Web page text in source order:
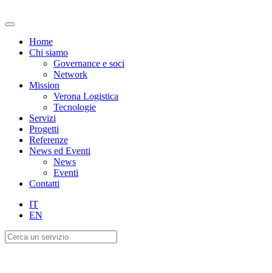
Home
Chi siamo
Governance e soci
Network
Mission
Verona Logistica
Tecnologie
Servizi
Progetti
Referenze
News ed Eventi
News
Eventi
Contatti
IT
EN